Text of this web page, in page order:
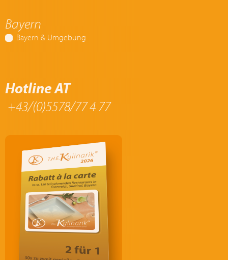
Bayern
Bayern & Umgebung
Hotline AT
+43/(0)5578/77 4 77